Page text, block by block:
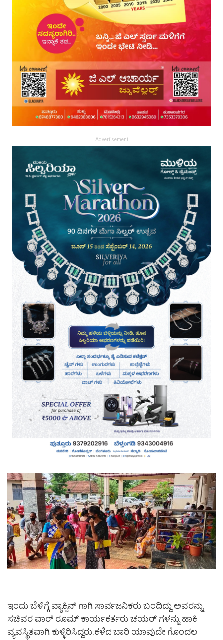
Advertisement
ಇಂದು ಬೆಳಿಗ್ಗೆ ವ್ಯಾಕ್ಸಿನ್ ಗಾಗಿ ಸಾರ್ವಜನಿಕರು ಬಂದಿದ್ದು ಅವರನ್ನು
ಸಚಿವರ ವಾರ್ ರೂಮ್ ಕಾರ್ಯಕರ್ತರು ಚಯರ್ ಗಳನ್ನು ಹಾಕಿ
ವ್ಯವಸ್ಥಿತವಾಗಿ ಕುಳ್ಳಿರಿಸಿದ್ದರು.ಕಳೆದ ಬಾರಿ ಯಾವುದೇ ಗೊಂದಲ